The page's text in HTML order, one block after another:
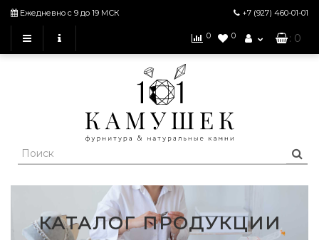
Ежедневно с 9 до 19 МСК +7 (927) 460-01-01
0 0 : 0
КАТАЛОГ ПРОДУКЦИИ